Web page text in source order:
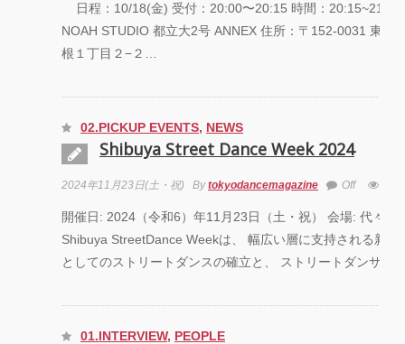
日程：10/18(金) 受付：20:00〜20:15 時間：20:15~21:45
NOAH STUDIO 都立大2号 ANNEX 住所：〒152-0031 東京
根１丁目２−２…
02.PICKUP EVENTS, NEWS
Shibuya Street Dance Week 2024
2024年11月23日(土・祝) Bytokyodancemagazine Off
開催日: 2024（令和6）年11月23日（土・祝） 会場: 代々木
Shibuya StreetDance Weekは、 幅広い層に支持される新し
としてのストリートダンスの確立と、 ストリートダンサー
01.INTERVIEW, PEOPLE